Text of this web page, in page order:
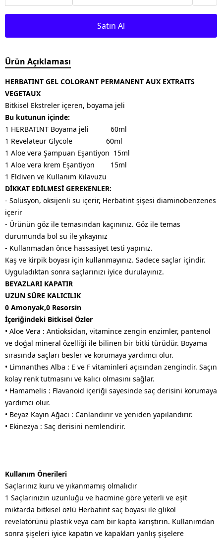
Satın Al
Ürün Açıklaması
HERBATINT GEL COLORANT PERMANENT AUX EXTRAITS
VEGETAUX
Bitkisel Ekstreler içeren, boyama jeli
Bu kutunun içinde:
1 HERBATINT Boyama jeli 60ml
1 Revelateur Glycole 60ml
1 Aloe vera Şampuan Eşantiyon 15ml
1 Aloe vera krem Eşantiyon 15ml
1 Eldiven ve Kullanım Kılavuzu
DİKKAT EDİLMESİ GEREKENLER:
- Solüsyon, oksijenli su içerir, Herbatint şişesi diaminobenzenes
içerir
- Ürünün göz ile temasından kaçınınız. Göz ile temas
durumunda bol su ile yıkayınız
- Kullanmadan önce hassasiyet testi yapınız.
Kaş ve kirpik boyası için kullanmayınız. Sadece saçlar içindir.
Uyguladıktan sonra saçlarınızı iyice durulayınız.
BEYAZLARI KAPATIR
UZUN SÜRE KALICILIK
0 Amonyak,0 Resorsin
İçeriğindeki Bitkisel Özler
• Aloe Vera : Antioksidan, vitamince zengin enzimler, pantenol
ve doğal mineral özelliği ile bilinen bir bitki türüdür. Boyama
sırasında saçları besler ve korumaya yardımcı olur.
• Limnanthes Alba : E ve F vitaminleri açısından zengindir. Saçın
kolay renk tutmasını ve kalıcı olmasını sağlar.
• Hamamelis : Flavanoid içeriği sayesinde saç derisini korumaya
yardımcı olur.
• Beyaz Kayın Ağacı : Canlandırır ve yeniden yapılandırır.
• Ekinezya : Saç derisini nemlendirir.
Kullanım Önerileri
Saçlarınız kuru ve yıkanmamış olmalıdır
1 Saçlarınızın uzunluğu ve hacmine göre yeterli ve eşit
miktarda bitkisel özlü Herbatint saç boyası ile glikol
revelatörünü plastik veya cam bir kapta karıştırın. Kullanımdan
sonra şişeleri iyice kapatın ve kapakları yanlış şişelere